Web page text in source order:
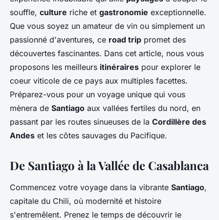
souffle, culture riche et gastronomie exceptionnelle.
Que vous soyez un amateur de vin ou simplement un
passionné d'aventures, ce road trip promet des
découvertes fascinantes. Dans cet article, nous vous
proposons les meilleurs itinéraires pour explorer le
coeur viticole de ce pays aux multiples facettes.
Préparez-vous pour un voyage unique qui vous
mènera de Santiago aux vallées fertiles du nord, en
passant par les routes sinueuses de la Cordillère des
Andes et les côtes sauvages du Pacifique.
De Santiago à la Vallée de Casablanca
Commencez votre voyage dans la vibrante Santiago,
capitale du Chili, où modernité et histoire
s'entremêlent. Prenez le temps de découvrir le